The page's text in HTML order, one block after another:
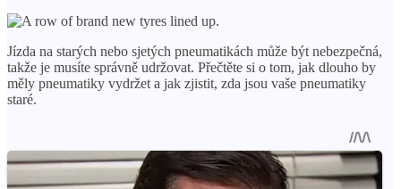
Jízda na starých nebo sjetých pneumatikách může být nebezpečná,
takže je musíte správně udržovat. Přečtěte si o tom, jak dlouho by
měly pneumatiky vydržet a jak zjistit, zda jsou vaše pneumatiky
staré.